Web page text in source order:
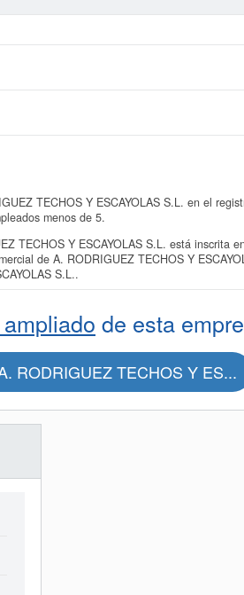
TECHOS Y ESCAYOLAS S.L. en el
menos de 5.
TECHOS Y ESCAYOLAS S.L. está inscrita
de A. RODRIGUEZ TECHOS Y
S.L..
de esta
RODRIGUEZ TECHOS Y ES...